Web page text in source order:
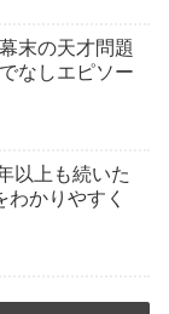
末の天才問題
なしエピソー
以上も続いた
かりやすく